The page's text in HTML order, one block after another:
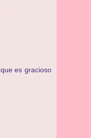
que es gracioso